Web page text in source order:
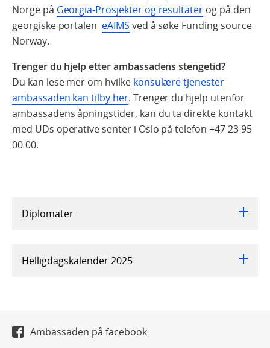
Norge på Georgia-Prosjekter og resultater og på den
georgiske portalen eAIMS ved å søke Funding source
Norway.
Trenger du hjelp etter ambassadens stengetid?
Du kan lese mer om hvilke konsulære tjenester
ambassaden kan tilby her. Trenger du hjelp utenfor
ambassadens åpningstider, kan du ta direkte kontakt
med UDs operative senter i Oslo på telefon +47 23 95
00 00.
Diplomater
Helligdagskalender 2025
Ambassaden på facebook